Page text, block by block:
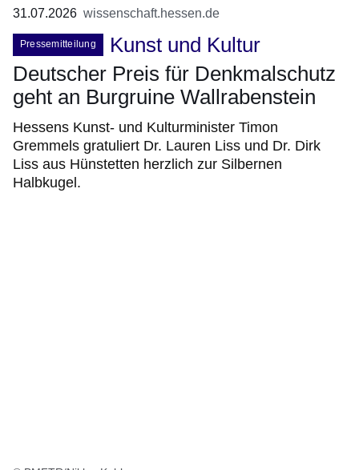
31.07.2026 wissenschaft.hessen.de
Pressemitteilung
Kunst und Kultur
Deutscher Preis für Denkmalschutz
geht an Burgruine Wallrabenstein
Hessens Kunst- und Kulturminister Timon
Gremmels gratuliert Dr. Lauren Liss und Dr. Dirk
Liss aus Hünstetten herzlich zur Silbernen
Halbkugel.